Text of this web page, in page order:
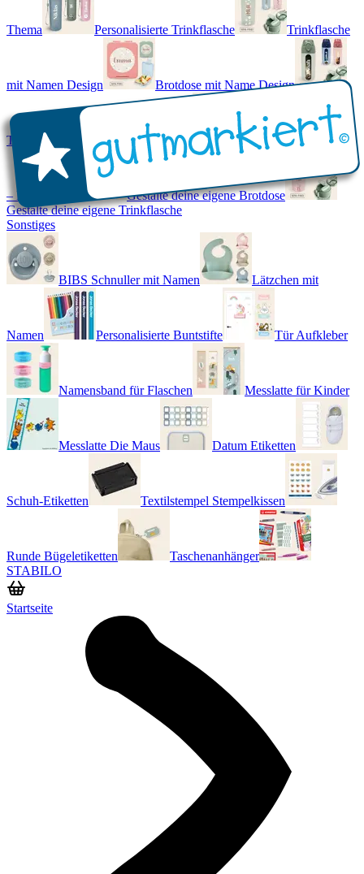
Thema Personalisierte Trinkflasche Trinkflasche
mit Namen Design Brotdose mit Name Design
Trinkflasche mit Name - Real World Brotdose mit Namen
– Real World
Gestalte deine eigene Brotdose
Gestalte deine eigene Trinkflasche
Sonstiges
BIBS Schnuller mit Namen Lätzchen mit
Namen Personalisierte Buntstifte Tür Aufkleber
Namensband für Flaschen Messlatte für Kinder
Messlatte Die Maus Datum Etiketten
Schuh-Etiketten Textilstempel Stempelkissen
Runde Bügeletiketten
Taschenanhänger
STABILO
Startseite